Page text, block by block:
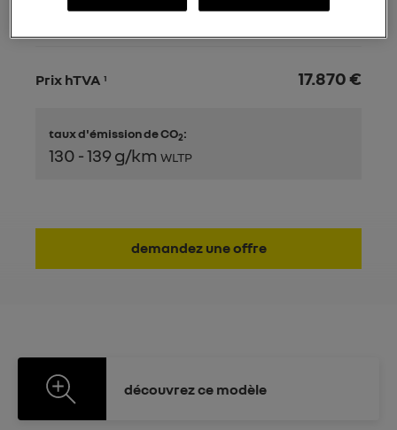
3
Prix hTVA 1 17.870 €
taux d'émission de CO2:
130 - 139 g/km WLTP
demandez une offre
découvrezce modèle